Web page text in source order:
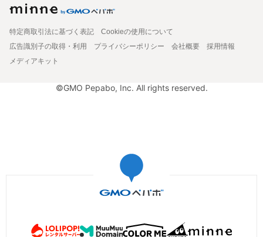
特定商取引法に基づく表記
Cookieの使用について
広告識別子の取得・利用
プライバシーポリシー 会社概要
採用情報
メディアキット
©GMO Pepabo, Inc. All rights reserved.